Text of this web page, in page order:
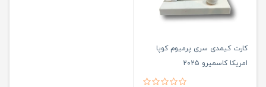
کارت کیمدی سری پرمیوم کوپا
امریکا کاسمیرو 2025